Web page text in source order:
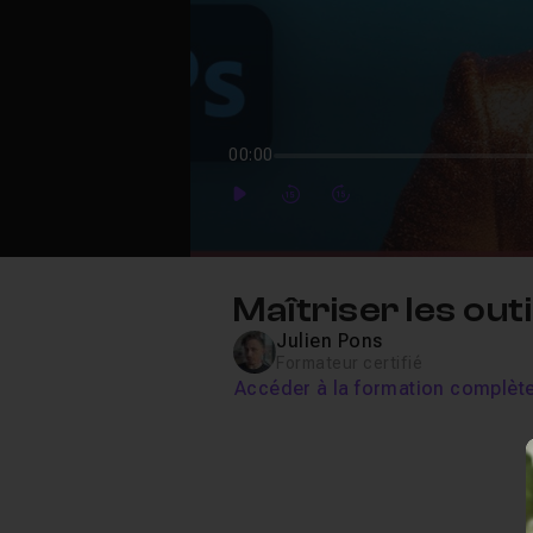
00:00
PlayForwardForward
Maîtriser les
Julien Pons
Accéder à la formation